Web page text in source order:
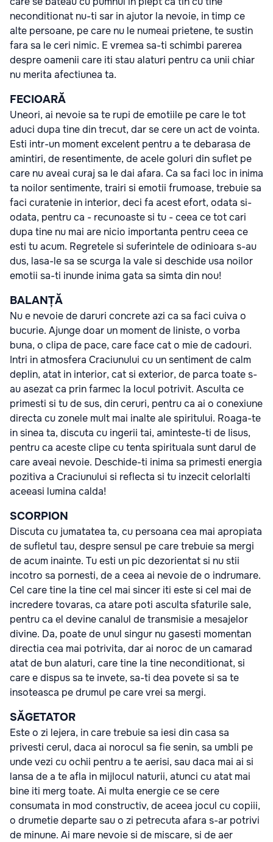
neconditionat nu-ti sar in ajutor la nevoie, in timp ce
alte persoane, pe care nu le numeai prietene, te sustin
fara sa le ceri nimic. E vremea sa-ti schimbi parerea
despre oamenii care iti stau alaturi pentru ca unii chiar
nu merita afectiunea ta.
FECIOARĂ
Uneori, ai nevoie sa te rupi de emotiile pe care le tot
aduci dupa tine din trecut, dar se cere un act de vointa.
Esti intr-un moment excelent pentru a te debarasa de
amintiri, de resentimente, de acele goluri din suflet pe
care nu aveai curaj sa le dai afara. Ca sa faci loc in inima
ta noilor sentimente, trairi si emotii frumoase, trebuie sa
faci curatenie in interior, deci fa acest efort, odata si-
odata, pentru ca - recunoaste si tu - ceea ce tot cari
dupa tine nu mai are nicio importanta pentru ceea ce
esti tu acum. Regretele si suferintele de odinioara s-au
dus, lasa-le sa se scurga la vale si deschide usa noilor
emotii sa-ti inunde inima gata sa simta din nou!
BALANȚĂ
Nu e nevoie de daruri concrete azi ca sa faci cuiva o
bucurie. Ajunge doar un moment de liniste, o vorba
buna, o clipa de pace, care face cat o mie de cadouri.
Intri in atmosfera Craciunului cu un sentiment de calm
deplin, atat in interior, cat si exterior, de parca toate s-
au asezat ca prin farmec la locul potrivit. Asculta ce
primesti si tu de sus, din ceruri, pentru ca ai o conexiune
directa cu zonele mult mai inalte ale spiritului. Roaga-te
in sinea ta, discuta cu ingerii tai, aminteste-ti de Iisus,
pentru ca aceste clipe cu tenta spirituala sunt darul de
care aveai nevoie. Deschide-ti inima sa primesti energia
pozitiva a Craciunului si reflecta si tu inzecit celorlalti
aceeasi lumina calda!
SCORPION
Discuta cu jumatatea ta, cu persoana cea mai apropiata
de sufletul tau, despre sensul pe care trebuie sa mergi
de acum inainte. Tu esti un pic dezorientat si nu stii
incotro sa pornesti, de a ceea ai nevoie de o indrumare.
Cel care tine la tine cel mai sincer iti este si cel mai de
incredere tovaras, ca atare poti asculta sfaturile sale,
pentru ca el devine canalul de transmisie a mesajelor
divine. Da, poate de unul singur nu gasesti momentan
directia cea mai potrivita, dar ai noroc de un camarad
atat de bun alaturi, care tine la tine neconditionat, si
care e dispus sa te invete, sa-ti dea povete si sa te
insoteasca pe drumul pe care vrei sa mergi.
SĂGETATOR
Este o zi lejera, in care trebuie sa iesi din casa sa
privesti cerul, daca ai norocul sa fie senin, sa umbli pe
unde vezi cu ochii pentru a te aerisi, sau daca mai ai si
lansa de a te afla in mijlocul naturii, atunci cu atat mai
bine iti merg toate. Ai multa energie ce se cere
consumata in mod constructiv, de aceea jocul cu copiii,
o drumetie departe sau o zi petrecuta afara s-ar potrivi
de minune. Ai mare nevoie si de miscare, si de aer